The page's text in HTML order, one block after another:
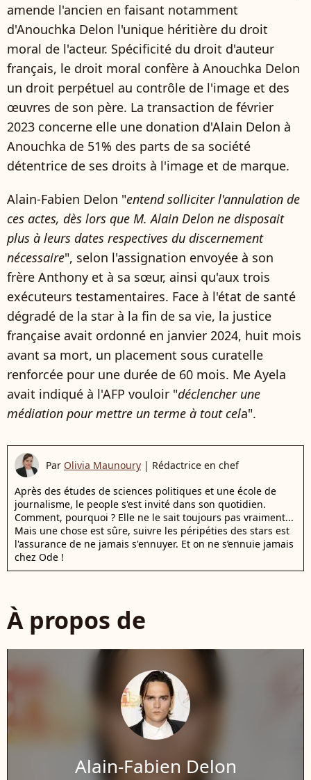
amende l'ancien en faisant notamment
d'Anouchka Delon l'unique héritière du droit
moral de l'acteur. Spécificité du droit d'auteur
français, le droit moral confère à Anouchka Delon
un droit perpétuel au contrôle de l'image et des
œuvres de son père. La transaction de février
2023 concerne elle une donation d'Alain Delon à
Anouchka de 51% des parts de sa société
détentrice de ses droits à l'image et de marque.
Alain-Fabien Delon "entend solliciter l'annulation de
ces actes, dès lors que M. Alain Delon ne disposait
plus à leurs dates respectives du discernement
nécessaire", selon l'assignation envoyée à son
frère Anthony et à sa sœur, ainsi qu'aux trois
exécuteurs testamentaires. Face à l'état de santé
dégradé de la star à la fin de sa vie, la justice
française avait ordonné en janvier 2024, huit mois
avant sa mort, un placement sous curatelle
renforcée pour une durée de 60 mois. Me Ayela
avait indiqué à l'AFP vouloir "déclencher une
médiation pour mettre un terme à tout cela".
Par Olivia Maunoury | Rédactrice en chef
Après des études de sciences politiques et une école de
journalisme, le people s'est invité dans son quotidien.
Comment, pourquoi ? Elle ne le sait toujours pas vraiment...
Mais une chose est sûre, suivre les péripéties des stars est
l'assurance de ne jamais s'ennuyer. Et on ne s’ennuie jamais
chez Ode !
À propos de
Alain-Fabien Delon